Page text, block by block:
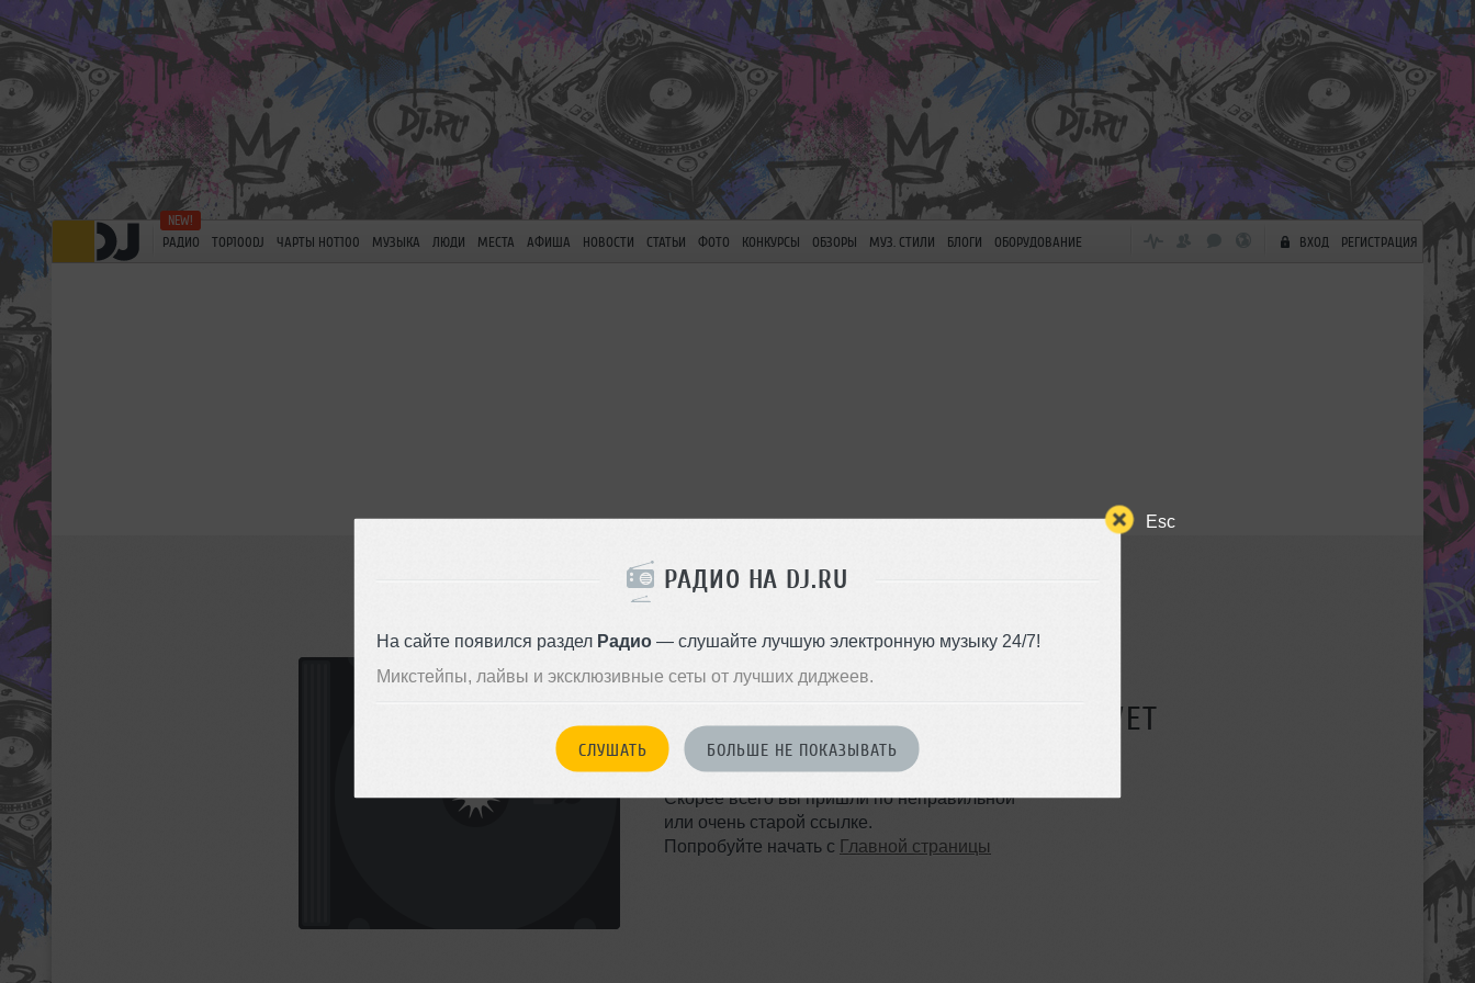
Esc
РАДИО НА DJ.RU
На сайте появился раздел Радио— слушайте лучшую электронную музыку 24/7!
Микстейпы, лайвы и эксклюзивные сеты от лучших диджеев.
СЛУШАТЬ БОЛЬШЕ НЕ ПОКАЗЫВАТЬ
РАДИО TOP100DJ ЧАРТЫ HOT100 МУЗЫКА ЛЮДИ МЕСТА АФИША НОВОСТИ СТАТЬИ ФОТО КОНКУРСЫ ОБЗОРЫ МУЗ. СТИЛИ БЛОГИ ОБОРУДОВАНИЕ ВХОД РЕГИСТРАЦИЯ
ТАКОЙ СТРАНИЦЫ НЕ СУЩЕСТВУЕТ
Ошибка 404
Скорее всего вы пришли по неправильной
или очень старой ссылке.
Попробуйте начать с Главной страницы